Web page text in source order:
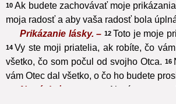
10 Ak budete zachovávať moje
moja radosť a aby vaša radosť bola
Prikázanie lásky. – 12 Toto je moje
14 Vy ste moji priatelia, ak robíte, čo
všetko, čo som počul od svojho Otca. 16
vám Otec dal všetko, o čo ho budete
Nenávisť sveta. –
Ak vás svet